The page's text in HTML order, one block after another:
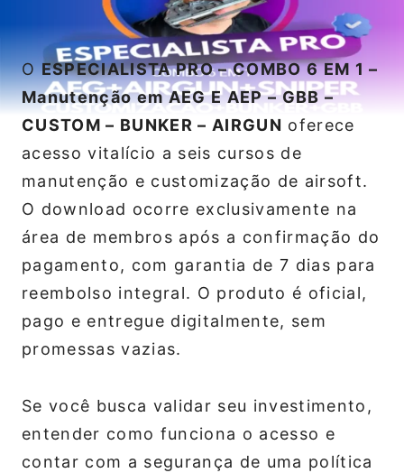
OESPECIALISTA PRO – COMBO 6 EM 1 –
Manutenção em AEG E AEP – GBB –
CUSTOM – BUNKER – AIRGUN oferece
acesso vitalício a seis cursos de
manutenção e customização de airsoft.
O download ocorre exclusivamente na
área de membros após a confirmação do
pagamento, com garantia de 7 dias para
reembolso integral. O produto é oficial,
pago e entregue digitalmente, sem
promessas vazias.
Se você busca validar seu investimento,
entender como funciona o acesso e
contar com a segurança de uma política